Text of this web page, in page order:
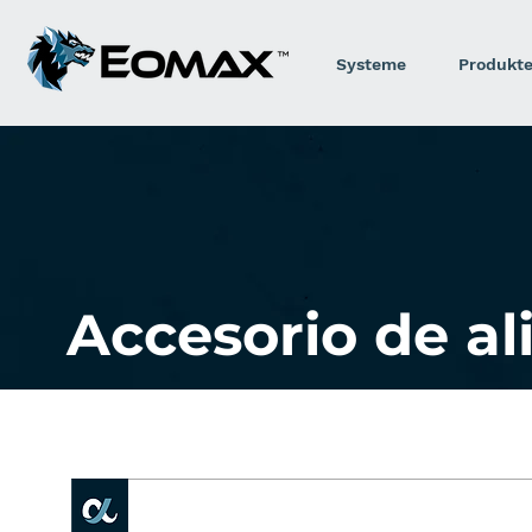
Systeme Produkte
Accesorio de